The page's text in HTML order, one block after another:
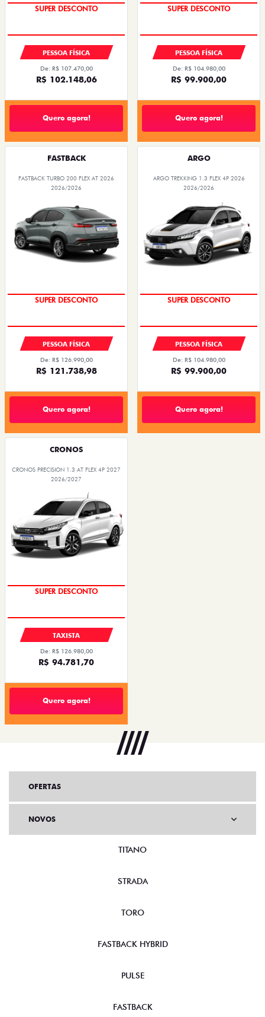
SUPER DESCONTO
PESSOA FÍSICA
De: R$ 107.470,00
R$ 102.148,06
Quero agora!
SUPER DESCONTO
PESSOA FÍSICA
De: R$ 104.980,00
R$ 99.900,00
Quero agora!
FASTBACK
FASTBACK TURBO 200 FLEX AT 2026
2026/2026
SUPER DESCONTO
PESSOA FÍSICA
De: R$ 126.990,00
R$ 121.738,98
Quero agora!
ARGO
ARGO TREKKING 1.3 FLEX 4P 2026
2026/2026
SUPER DESCONTO
PESSOA FÍSICA
De: R$ 104.980,00
R$ 99.900,00
Quero agora!
CRONOS
CRONOS PRECISION 1.3 AT FLEX 4P 2027
2026/2027
SUPER DESCONTO
TAXISTA
De: R$ 126.980,00
R$ 94.781,70
Quero agora!
OFERTAS
NOVOS
TITANO
STRADA
TORO
FASTBACK HYBRID
PULSE
FASTBACK